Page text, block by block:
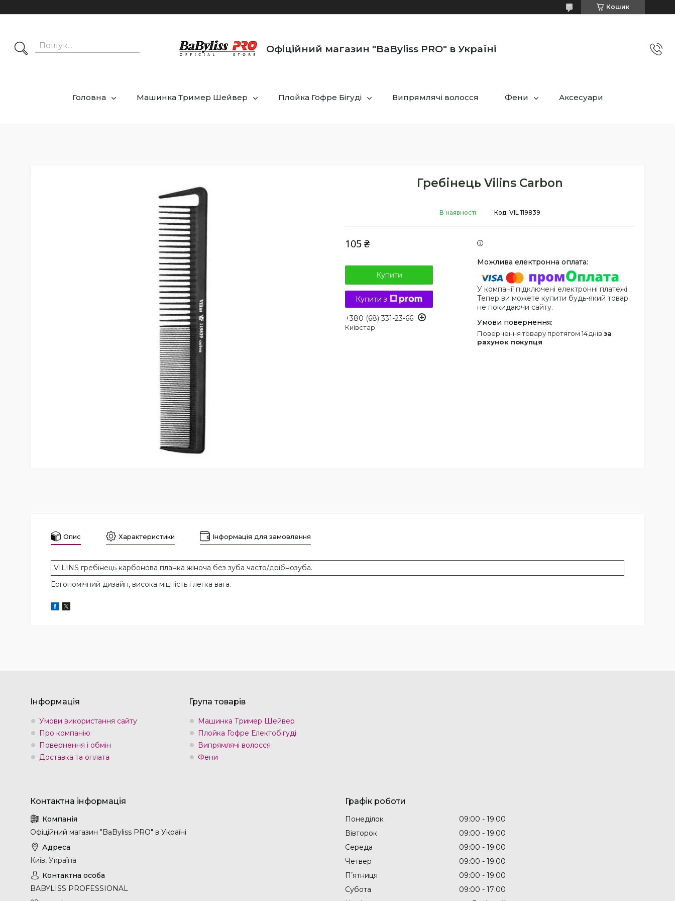
Кошик
Офіційний магазин "BaByliss PRO" в Україні
Головна Машинка Тример Шейвер Плойка Гофре Бігуді Випрямлячі волосся Фени Аксесуари
Гребінець Vilins Carbon
В наявності Код: VIL 119839
105 ₴
Купити
Купити з
+380 (68) 331-23-66
Київстар
У компанії підключені електронні платежі.
Тепер ви можете купити будь-який товар
не покидаючи сайту.
повернення товару протягом 14 днів за
рахунок покупця
Опис Характеристики Інформація для замовлення
VILINS гребінець карбонова планка жіноча без зуба часто/дрібнозуба.
Ергономічний дизайн, висока міцність і легка вага.
Інформація
Умови використання сайту
Про компанію
Повернення і обмін
Доставка та оплата
Група товарів
Машинка Тример Шейвер
Плойка Гофре Електобігуді
Випрямлячі волосся
Фени
Офіційний магазин "BaByliss PRO" в Україні
Київ, Україна
BABYLISS PROFESSIONAL
Графік роботи
Понеділок 09:00
19:00
Вівторок
09:00
19:00
Середа
09:00
19:00
Четвер
09:00
19:00
Пʼятниця
09:00
19:00
Субота
09:00
17:00